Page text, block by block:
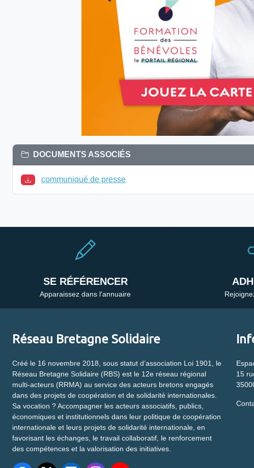
DOCUMENTS ASSOCIÉS
communiqué de presse
SE RÉFÉRENCER
Apparaissez dans l'annuaire
Réseau Bretagne Solidaire
Créé le 16 novembre 2018, sous statut d’association Loi 1901, le
Réseau Bretagne Solidaire (RBS) est le 12e réseau régional
multi-acteurs (RRMA) au service des acteurs bretons engagés
dans des projets de coopération et de solidarité internationales.
Sa vocation ? Accompagner les acteurs associatifs, publics,
économiques et institutionnels dans leur politique de coopération
internationale et leurs projets de solidarité internationale, en
favorisant les échanges, le travail collaboratif, le renforcement
des compétences et la valorisation des initiatives.
15